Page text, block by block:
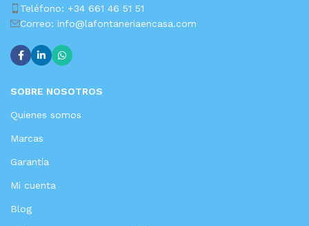
Teléfono: +34 661 46 51 51
Correo: info@lafontaneriaencasa.com
SOBRE NOSOTROS
Quienes somos
Marcas
Garantía
Mi cuenta
Blog